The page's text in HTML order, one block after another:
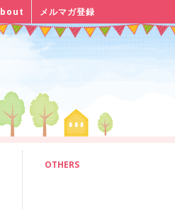
メルマガ登録
OTHERS